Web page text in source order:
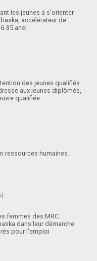
les jeunes à s'orienter
accélérateur de
35 ans!
des jeunes qualifiés
aux jeunes diplômés,
qualifiée.
ressources humaines.
femmes des MRC
dans leur démarche
pour l'emploi